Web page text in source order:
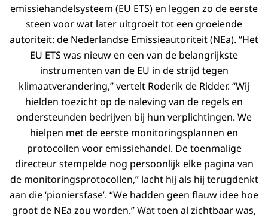
emissiehandelsysteem (EU ETS) en leggen zo de eerste
steen voor wat later uitgroeit tot een groeiende
autoriteit: de Nederlandse Emissieautoriteit (NEa). “Het
EU ETS was nieuw en een van de belangrijkste
instrumenten van de EU in de strijd tegen
klimaatverandering,” vertelt Roderik de Ridder. “Wij
hielden toezicht op de naleving van de regels en
ondersteunden bedrijven bij hun verplichtingen. We
hielpen met de eerste monitoringsplannen en
protocollen voor emissiehandel. De toenmalige
directeur stempelde nog persoonlijk elke pagina van
de monitoringsprotocollen,” lacht hij als hij terugdenkt
aan die ‘pioniersfase’. “We hadden geen flauw idee hoe
groot de NEa zou worden.” Wat toen al zichtbaar was,